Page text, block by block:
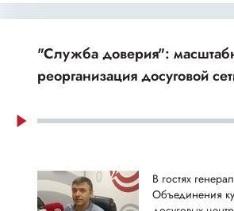
"Служба доверия":
реорганизация досуговой
В гостях
Объединения